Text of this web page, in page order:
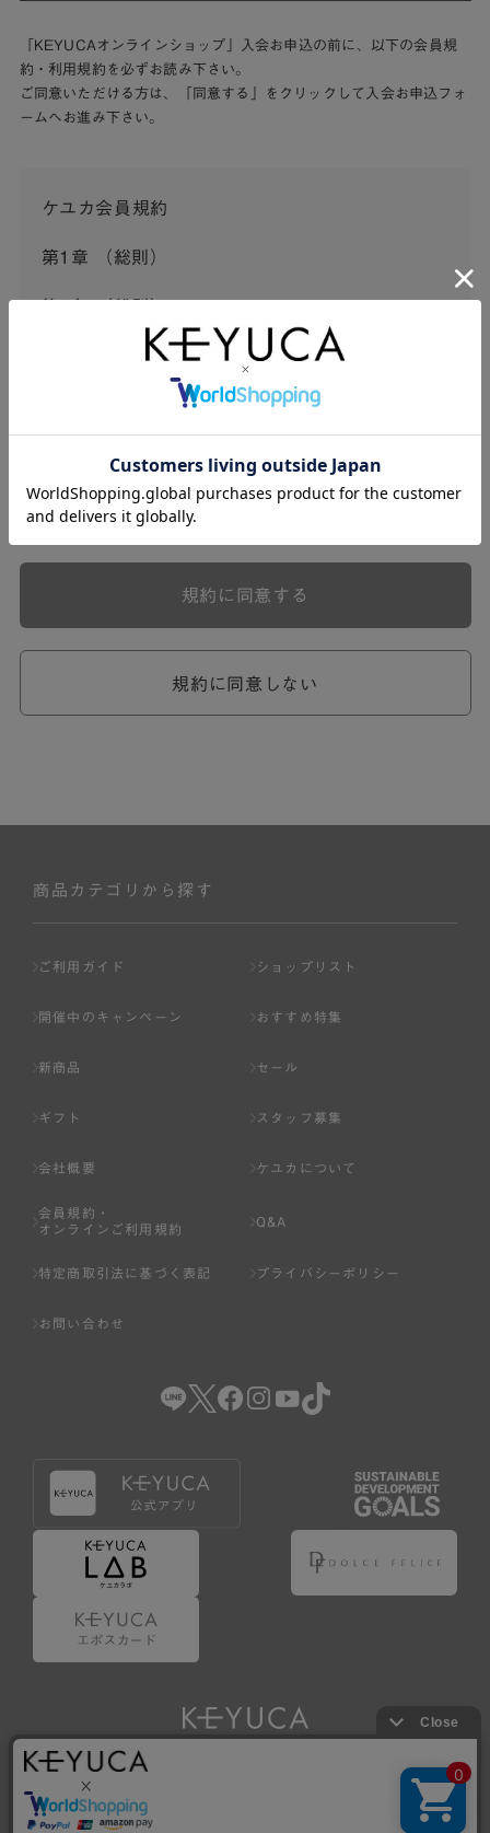
「KEYUCAオンラインショップ」入会お申込の前に、以下の会員規
約・利用規約を必ずお読み下さい。
ご同意いただける方は、「同意する」をクリックして入会お申込フォ
ームへお進み下さい。
ケユカ会員規約
第1章 （総則）
この会員規約（以下「本規約」といいます。）は、河淳株
式会社ケユカ事業部（以下「弊社」といいます。）が提供
する一連のサービスに関し、弊社が次条の定めに従い入会
本規約は、会員と弊社との間のサービスの利用に関わる一
切の関係に適用されるものとします。
弊社が一連のサービスを提供するにあたり、本規約のほ
ら個別規定はその名称のいかんに関わらず、本規約の一部
めが優先されるものとします。
ません。
ページへの入力、または弊社が別途指定する方法に従って
基づき判断した場合は、弊社は、その登録を取り消すこと
のいずれかの事由に該当する場合は、その登録を拒否し、
または事前に通知することなく一旦なされた登録を取り消
いる場合。
（5） その他、本規約または個別規定に違反した場合。
4.会員登録が取り消された場合においても、当該会員は、
弊社とのお取引等により既に発生した支払義務等の取引上
の義務および本規約上の義務の履行責任を免れないものと
します。
5.仮登録とは、ケユカが提供するアプリ等でサービスを利
用するための簡易的な会員登録（以下「仮登録」といいま
6.仮登録をすることで、第9条のポイント付与を受けるこ
とができます。
7.仮登録状態はポイントの利用は行えず、第3条1項の通り
に登録完了することでポイント利用が行えるようになりま
す。
規約に同意しない
規約に同意する
商品カテゴリから探す
ご利用ガイド ショップリスト
開催中のキャンペーン おすすめ特集
新商品 セール
ギフト スタッフ募集
会社概要 ケユカについて
会員規約・
オンラインご利用規約
Q&A
特定商取引法に基づく表記 プライバシーポリシー
お問い合わせ
Copyright © KAWAJUN Co., Ltd. All Rights Reserved.